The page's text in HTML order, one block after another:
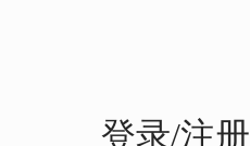
登录/注册